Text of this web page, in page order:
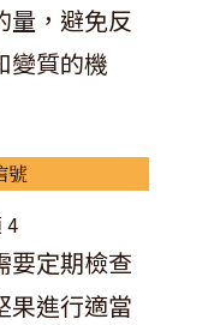
量，避免反
變質的機
號
要定期檢查
果進行適當